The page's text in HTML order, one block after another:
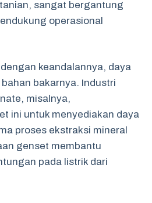
sangat bergantung
operasional
keandalannya, daya
bakarnya. Industri
misalnya,
ini untuk menyediakan daya
proses ekstraksi mineral
genset membantu
pada listrik dari